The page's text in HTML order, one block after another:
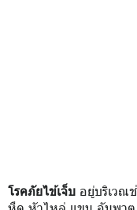
โรคภัยไข้เจ็บ อยู่บริเวณ